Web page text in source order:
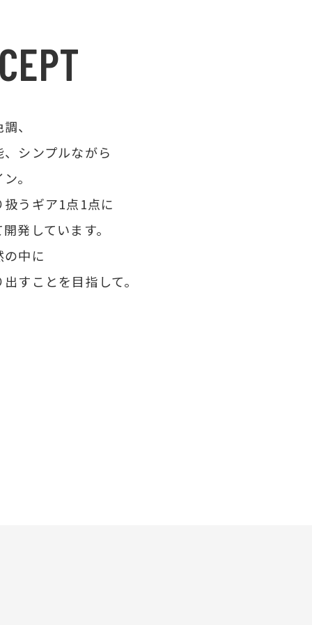
、
シンプルながら
。
うギア1点1点に
発しています。
中に
すことを目指して。